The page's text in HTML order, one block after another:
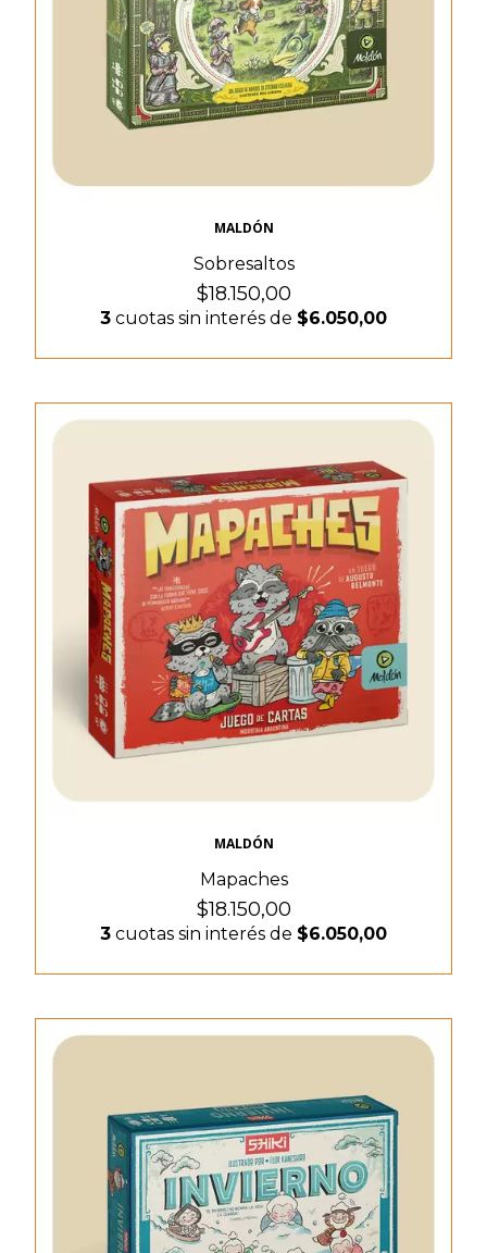
MALDÓN
Sobresaltos
$18.150,00
3 cuotas sin interés de $6.050,00
MALDÓN
Mapaches
$18.150,00
3 cuotas sin interés de $6.050,00